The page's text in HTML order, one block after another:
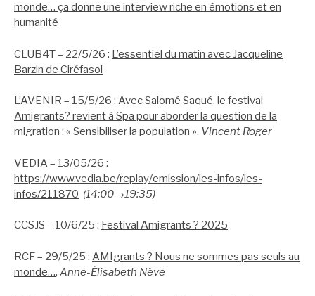
monde… ça donne une interview riche en émotions et en
humanité
CLUB4T – 22/5/26 : L’essentiel du matin avec Jacqueline
Barzin de Ciréfasol
L’AVENIR – 15/5/26 : Avec Salomé Saqué, le festival
Amigrants? revient à Spa pour aborder la question de la
migration : « Sensibiliser la population », Vincent Roger
VEDIA – 13/05/26 :
https://www.vedia.be/replay/emission/les-infos/les-
infos/211870 (14:00→19:35)
CCSJS – 10/6/25 : Festival Amigrants ? 2025
RCF – 29/5/25 : AMIgrants ? Nous ne sommes pas seuls au
monde…, Anne-Élisabeth Nève